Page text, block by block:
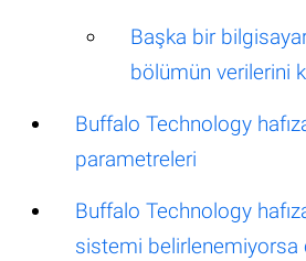
Başka bir
bölümün verilerini
Buffalo Technology
parametreleri
Buffalo Technology
sistemi belirlenemiyorsa